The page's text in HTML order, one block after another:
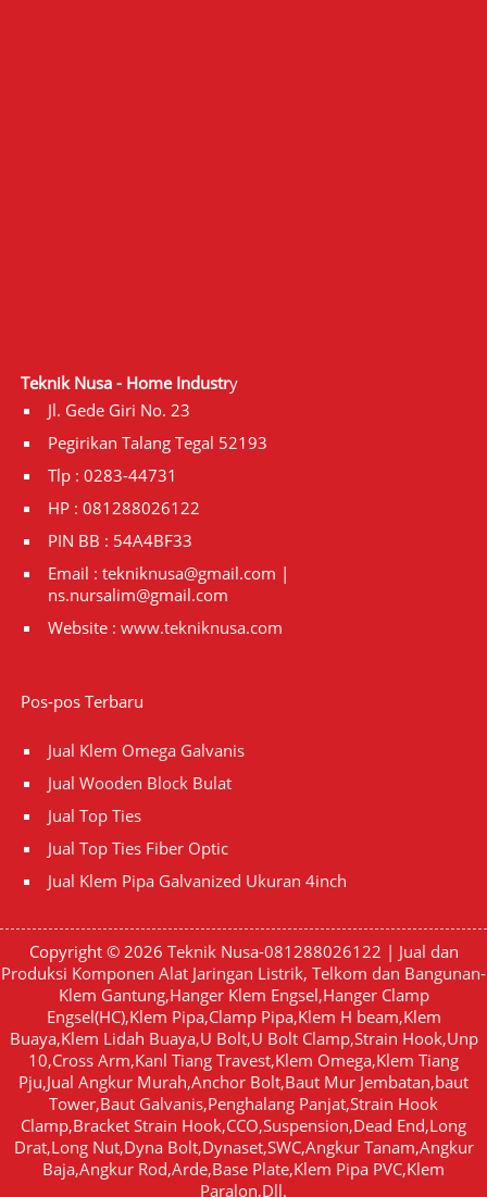
Teknik Nusa - Home Industry
Jl. Gede Giri No. 23
Pegirikan Talang Tegal 52193
Tlp : 0283-44731
HP : 081288026122
PIN BB : 54A4BF33
Email : tekniknusa@gmail.com |
ns.nursalim@gmail.com
Website : www.tekniknusa.com
Pos-pos Terbaru
Jual Klem Omega Galvanis
Jual Wooden Block Bulat
Jual Top Ties
Jual Top Ties Fiber Optic
Jual Klem Pipa Galvanized Ukuran 4inch
Copyright © 2026 Teknik Nusa-081288026122 | Jual dan
Produksi Komponen Alat Jaringan Listrik, Telkom dan Bangunan-
Klem Gantung,Hanger Klem Engsel,Hanger Clamp
Engsel(HC),Klem Pipa,Clamp Pipa,Klem H beam,Klem
Buaya,Klem Lidah Buaya,U Bolt,U Bolt Clamp,Strain Hook,Unp
10,Cross Arm,Kanl Tiang Travest,Klem Omega,Klem Tiang
Pju,Jual Angkur Murah,Anchor Bolt,Baut Mur Jembatan,baut
Tower,Baut Galvanis,Penghalang Panjat,Strain Hook
Clamp,Bracket Strain Hook,CCO,Suspension,Dead End,Long
Drat,Long Nut,Dyna Bolt,Dynaset,SWC,Angkur Tanam,Angkur
Baja,Angkur Rod,Arde,Base Plate,Klem Pipa PVC,Klem
Paralon,Dll.